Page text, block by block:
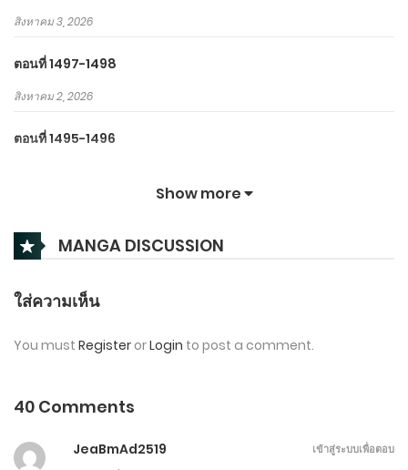
สิงหาคม 3, 2026
ตอนที่ 1497-1498
สิงหาคม 2, 2026
ตอนที่ 1495-1496
กรกฎาคม 31, 2026
ตอนที่ 1491-1492
ตอนที่ 1471-1480
Show more
MANGA DISCUSSION
ใส่ความเห็น
You must Register orLogin to post a comment.
40 Comments
JeaBmAd2519
เข้าสู่ระบบเพื่อตอบ